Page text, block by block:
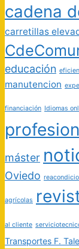
cadena
carretillas
educación
manutencion
financiación Idiomas
máster
Oviedo
agrícolas
al cliente
Transportes F.